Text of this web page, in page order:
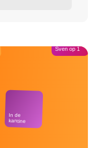
In de
kantine
Sven op 1